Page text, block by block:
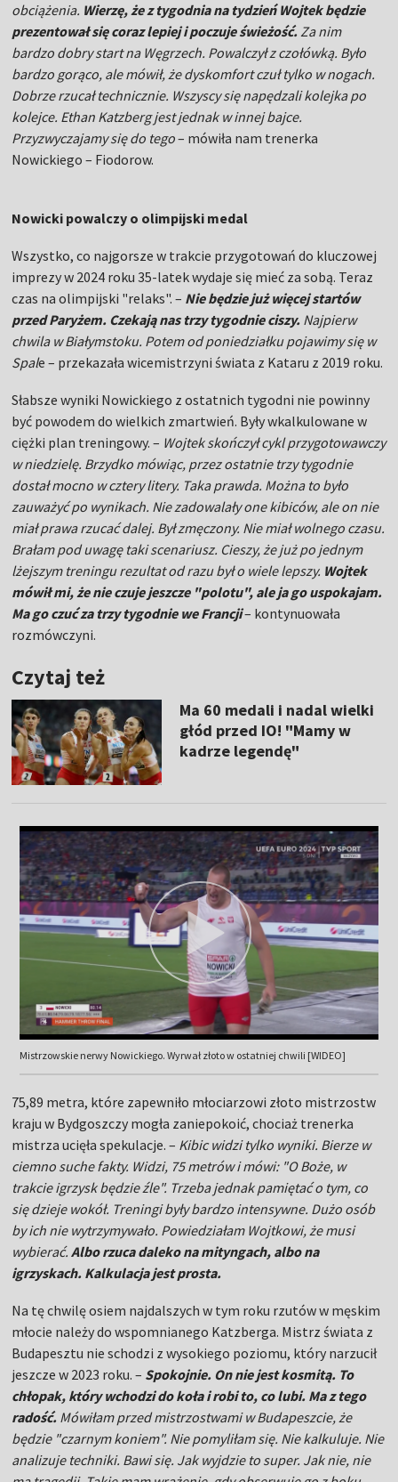
obciążenia. Wierzę, że z tygodnia na tydzień Wojtek będzie
prezentował się coraz lepiej i poczuje świeżość.Za nim
bardzo dobry start na Węgrzech. Powalczył z czołówką. Było
bardzo gorąco, ale mówił, że dyskomfort czuł tylko w nogach.
Dobrze rzucał technicznie. Wszyscy się napędzali kolejka po
kolejce. Ethan Katzberg jest jednak w innej bajce.
Przyzwyczajamy się do tego– mówiła nam trenerka
Nowickiego – Fiodorow.
Nowicki powalczy o olimpijski medal
Wszystko, co najgorsze w trakcie przygotowań do kluczowej
imprezy w 2024 roku 35-latek wydaje się mieć za sobą. Teraz
czas na olimpijski "relaks". – Nie będzie już więcej startów
przed Paryżem. Czekają nas trzy tygodnie ciszy. Najpierw
chwila w Białymstoku. Potem od poniedziałku pojawimy się w
Spale – przekazała wicemistrzyni świata z Kataru z 2019 roku.
Słabsze wyniki Nowickiego z ostatnich tygodni nie powinny
być powodem do wielkich zmartwień. Były wkalkulowane w
ciężki plan treningowy. – Wojtek skończył cykl przygotowawczy
w niedzielę. Brzydko mówiąc, przez ostatnie trzy tygodnie
dostał mocno w cztery litery. Taka prawda. Można to było
zauważyć po wynikach. Nie zadowalały one kibiców, ale on nie
miał prawa rzucać dalej. Był zmęczony. Nie miał wolnego czasu.
Brałam pod uwagę taki scenariusz. Cieszy, że już po jednym
lżejszym treningu rezultat od razu był o wiele lepszy. Wojtek
mówił mi, że nie czuje jeszcze "polotu", ale ja go uspokajam.
Ma go czuć za trzy tygodnie we Francji– kontynuowała
rozmówczyni.
Czytaj też
Ma 60 medali i nadal wielki
głód przed IO! "Mamy w
kadrze legendę"
Mistrzowskie nerwy Nowickiego. Wyrwał złoto w ostatniej chwili [WIDEO]
75,89 metra, które zapewniło młociarzowi złoto mistrzostw
kraju w Bydgoszczy mogła zaniepokoić, chociaż trenerka
mistrza ucięła spekulacje. – Kibic widzi tylko wyniki. Bierze w
ciemno suche fakty. Widzi, 75 metrów i mówi: "O Boże, w
trakcie igrzysk będzie źle". Trzeba jednak pamiętać o tym, co
się dzieje wokół. Treningi były bardzo intensywne. Dużo osób
by ich nie wytrzymywało. Powiedziałam Wojtkowi, że musi
wybierać.Albo rzuca daleko na mityngach, albo na
igrzyskach. Kalkulacja jest prosta.
Na tę chwilę osiem najdalszych w tym roku rzutów w męskim
młocie należy do wspomnianego Katzberga. Mistrz świata z
Budapesztu nie schodzi z wysokiego poziomu, który narzucił
jeszcze w 2023 roku. – Spokojnie. On nie jest kosmitą. To
chłopak, który wchodzi do koła i robi to, co lubi. Ma z tego
radość. Mówiłam przed mistrzostwami w Budapeszcie, że
będzie "czarnym koniem". Nie pomyliłam się. Nie kalkuluje. Nie
analizuje techniki. Bawi się. Jak wyjdzie to super. Jak nie, nie